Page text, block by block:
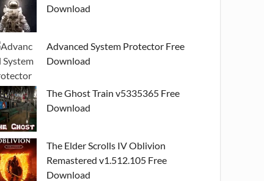
Download
Advanced System Protector Free
Download
The Ghost Train v5335365 Free
Download
The Elder Scrolls IV Oblivion
Remastered v1.512.105 Free
Download